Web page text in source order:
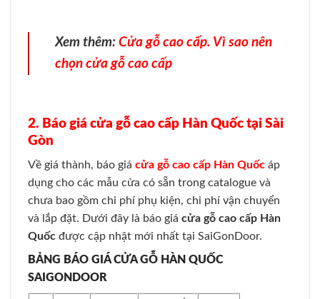
Xem thêm: Cửa gỗ cao cấp. Vì sao nên
chọn cửa gỗ cao cấp
2. Báo giá cửa gỗ cao cấp Hàn Quốc tại Sài
Gòn
Về giá thành, báo giá cửa gỗ cao cấp Hàn Quốc áp
dụng cho các mẫu cửa có sẵn trong catalogue và
chưa bao gồm chi phí phụ kiện, chi phí vận chuyển
và lắp đặt. Dưới đây là báo giá cửa gỗ cao cấp Hàn
Quốc được cập nhật mới nhất tại SaiGonDoor.
BẢNG BÁO GIÁ CỬA GỖ HÀN QUỐC
SAIGONDOOR